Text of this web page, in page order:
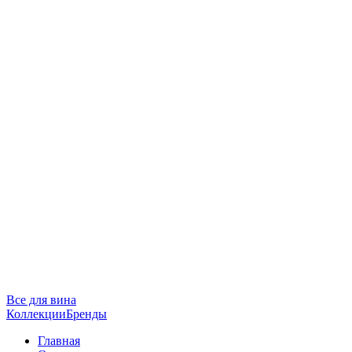
Все для вина
КоллекцииБренды
Главная